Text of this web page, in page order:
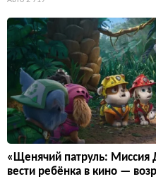
«Щенячий патруль: Миссия
вести ребёнка в кино —